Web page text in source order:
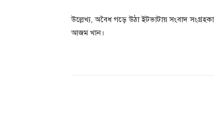
উল্লেখ্য, অবৈধ গড়ে উঠা ইটভাটায় সংবাদ
আজম খান।